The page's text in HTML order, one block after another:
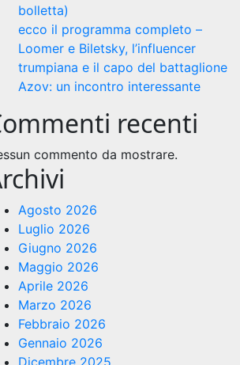
bolletta)
ecco il programma completo –
Loomer e Biletsky, l’influencer
trumpiana e il capo del battaglione
Azov: un incontro interessante
recenti
commento da mostrare.
Agosto 2026
Luglio 2026
Giugno 2026
Maggio 2026
Aprile 2026
Marzo 2026
Febbraio 2026
Gennaio 2026
Dicembre 2025